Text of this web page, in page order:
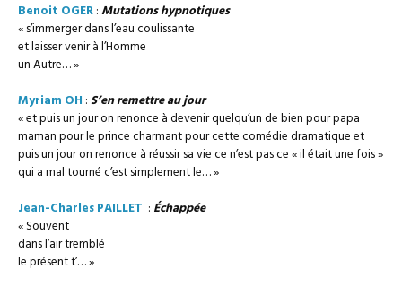
Benoit OGER:Mutations hypnotiques
« s’immerger dans l’eau coulissante
et laisser venir à l’Homme
un Autre… »
Myriam OH :S’en remettre au jour
« et puis un jour on renonce à devenir quelqu’un de bien pour papa
maman pour le prince charmant pour cette comédie dramatique et
puis un jour on renonce à réussir sa vie ce n’est pas ce « il était une fois »
qui a mal tourné c’est simplement le… »
Jean-Charles PAILLET : Échappée
« Souvent
dans l’air tremblé
le présent t’… »